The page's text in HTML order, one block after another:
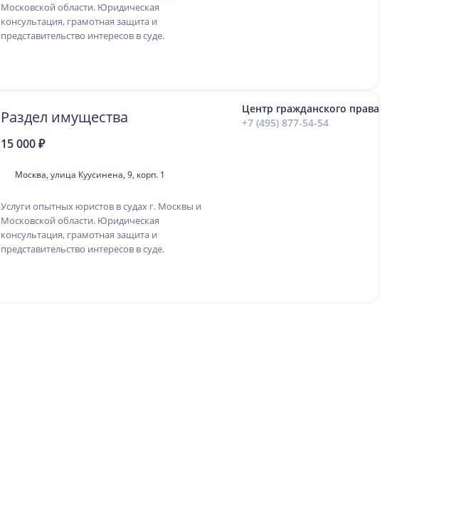
Московской области. Юридическая
консультация, грамотная защита и
представительство интересов в суде.
Раздел имущества
15 000 ₽
Москва, улица Куусинена, 9, корп. 1
Услуги опытных юристов в судах г. Москвы и
Московской области. Юридическая
консультация, грамотная защита и
представительство интересов в суде.
Центр гражданского права
+7 (495) 877-54-54